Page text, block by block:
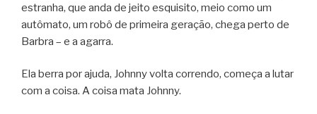
estranha, que anda de jeito esquisito, meio como um
autômato, um robô de primeira geração, chega perto de
Barbra – e a agarra.
Ela berra por ajuda, Johnny volta correndo, começa a lutar
com a coisa. A coisa mata Johnny.